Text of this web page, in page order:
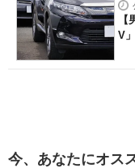
V
今、あなたにオス